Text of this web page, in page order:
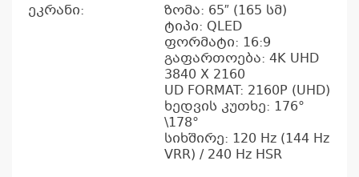
ეკრანი:
ზომა: 65″ (165 სმ)
ტიპი: QLED
ფორმატი: 16:9
გაფართოება: 4K UHD
3840 X 2160
UD FORMAT: 2160P (UHD)
ხედვის კუთხე: 176°
\178°
სიხშირე: 120 Hz (144 Hz
VRR) / 240 Hz HSR